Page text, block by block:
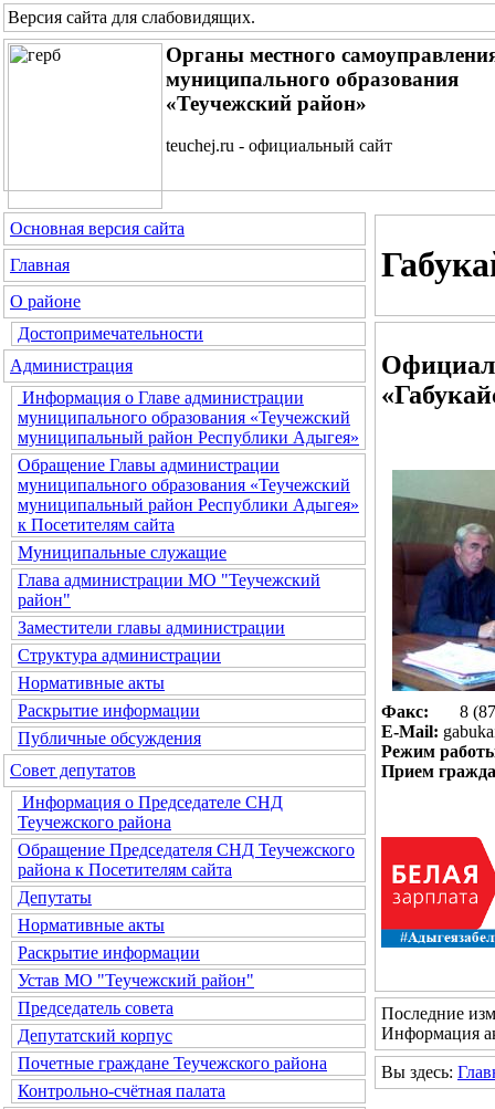
Версия сайта для слабовидящих.
Органы местного
муниципального образования
«Теучежский район»
teuchej.ru - официальный сайт
Основная версия сайта
Главная
О районе
Достопримечательности
Администрация
Информация о Главе администрации
муниципального образования «Теучежский
муниципальный район Республики Адыгея»
Обращение Главы администрации
муниципального образования «Теучежский
муниципальный район Республики Адыгея»
к Посетителям сайта
Муниципальные служащие
Глава администрации МО "Теучежский
район"
Заместители главы администрации
Структура администрации
Нормативные акты
Раскрытие информации
Публичные обсуждения
Совет депутатов
Информация о Председателе СНД
Теучежского района
Обращение Председателя СНД Теучежского
района к Посетителям сайта
Депутаты
Нормативные акты
Раскрытие информации
Устав МО "Теучежский район"
Председатель совета
Депутатский корпус
Почетные граждане Теучежского района
Контрольно-счётная палата
Факс: 8
E-Mail:
Режим
Прием
Последние
Информация
Вы здесь: